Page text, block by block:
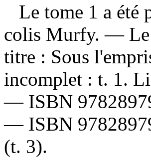
Le tome 1 a été
colis Murfy. — Le
titre : Sous
incomplet : t. 1.
— ISBN
— ISBN
(t. 3).